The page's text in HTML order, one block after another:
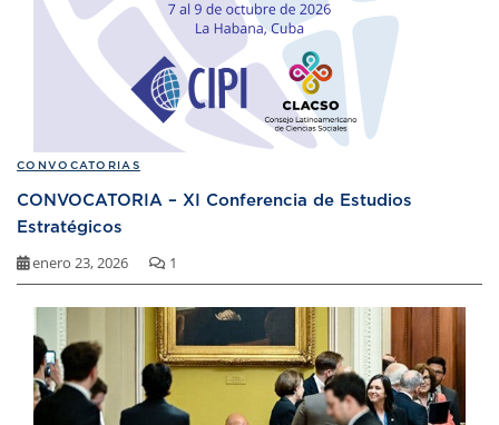
CONVOCATORIAS
CONVOCATORIA – XI Conferencia de Estudios
Estratégicos
enero 23, 2026 1